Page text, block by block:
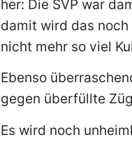
her: Die SVP war
damit wird das
nicht mehr so viel
Ebenso
gegen überfüllte
Es wird noch